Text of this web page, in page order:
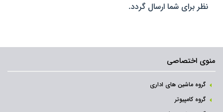
نظر برای شما ارسال گردد.
منوی اختصاصی
گروه ماشین های اداری
گروه کامپیوتر